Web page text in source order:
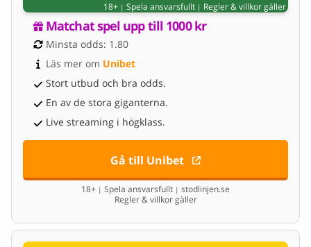
18+ | Spela ansvarsfullt | Regler & villkor gäller
Matchat spel upp till 1000 kr
Minsta odds: 1.80
Läs mer om Unibet
Stort utbud och bra odds.
En av de stora giganterna.
Live streaming i högklass.
Gå till Unibet
18+ | Spela ansvarsfullt | stodlinjen.se
Regler & villkor gäller